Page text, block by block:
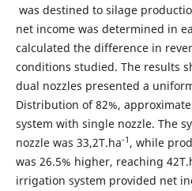
was destined to silage
net income was determined in
calculated the difference in
conditions studied. The results
dual nozzles presented a
Distribution of 82%,
system with single nozzle. The
nozzle was 33,2T.ha-1 , while
was 26.5% higher, reaching
irrigation system provided net